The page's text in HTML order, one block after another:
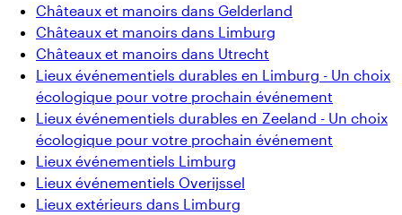
Châteaux et manoirs dans Gelderland
Châteaux et manoirs dans Limburg
Châteaux et manoirs dans Utrecht
Lieux événementiels durables en Limburg - Un choix
écologique pour votre prochain événement
Lieux événementiels durables en Zeeland - Un choix
écologique pour votre prochain événement
Lieux événementiels Limburg
Lieux événementiels Overijssel
Lieux extérieurs dans Limburg